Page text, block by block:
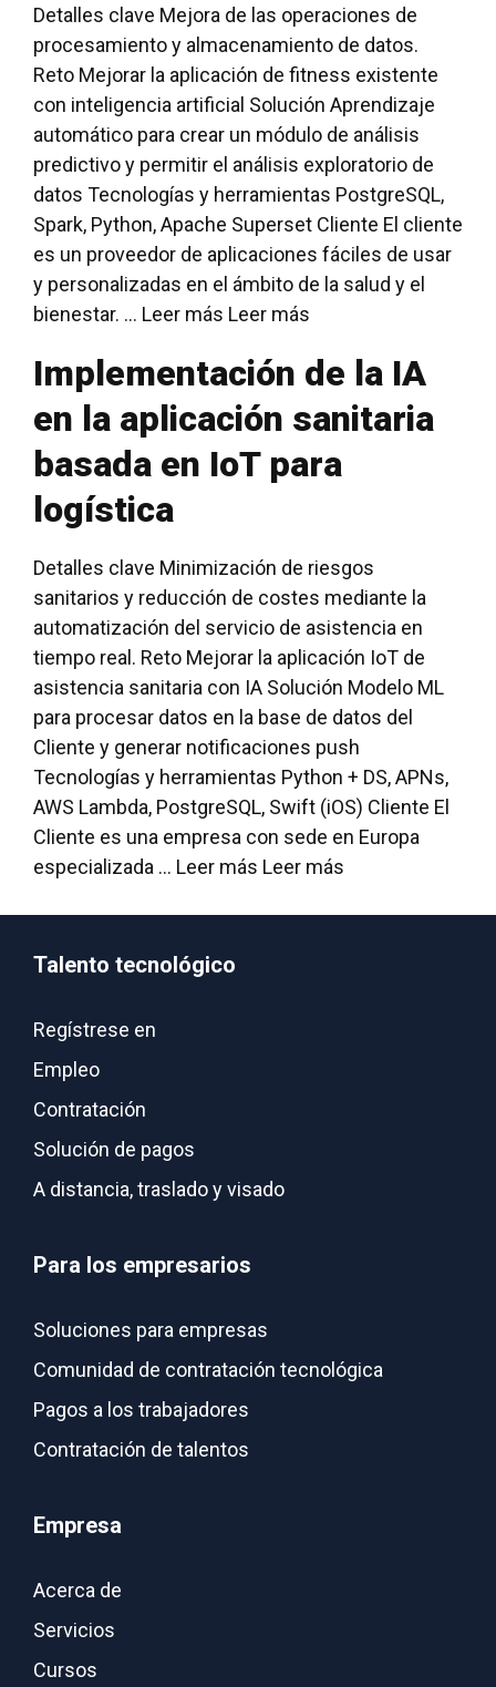
Detalles clave Mejora de las operaciones de
procesamiento y almacenamiento de datos.
Reto Mejorar la aplicación de fitness existente
con inteligencia artificial Solución Aprendizaje
automático para crear un módulo de análisis
predictivo y permitir el análisis exploratorio de
datos Tecnologías y herramientas PostgreSQL,
Spark, Python, Apache Superset Cliente El cliente
es un proveedor de aplicaciones fáciles de usar
y personalizadas en el ámbito de la salud y el
bienestar. ... Leer más Leer más
Implementación de la IA
en la aplicación sanitaria
basada en IoT para
logística
Detalles clave Minimización de riesgos
sanitarios y reducción de costes mediante la
automatización del servicio de asistencia en
tiempo real. Reto Mejorar la aplicación IoT de
asistencia sanitaria con IA Solución Modelo ML
para procesar datos en la base de datos del
Cliente y generar notificaciones push
Tecnologías y herramientas Python + DS, APNs,
AWS Lambda, PostgreSQL, Swift (iOS) Cliente El
Cliente es una empresa con sede en Europa
especializada ... Leer más Leer más
Talento tecnológico
Regístrese en
Empleo
Contratación
Solución de pagos
A distancia, traslado y visado
Para los empresarios
Soluciones para empresas
Comunidad de contratación tecnológica
Pagos a los trabajadores
Contratación de talentos
Empresa
Acerca de
Servicios
Cursos